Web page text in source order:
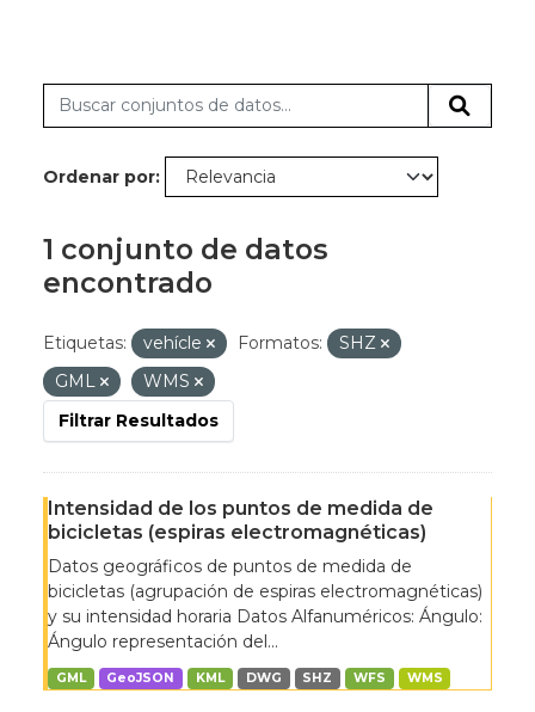
Ordenar por
1 conjunto de datos
encontrado
Etiquetas: vehícle Formatos:
SHZ
GML
WMS
Filtrar Resultados
Intensidad de los puntos de medida de
bicicletas (espiras electromagnéticas)
Datos geográficos de puntos de medida de
bicicletas (agrupación de espiras electromagnéticas)
y su intensidad horaria Datos Alfanuméricos: Ángulo:
Ángulo representación del...
GML GeoJSON KML DWG SHZ WFS WMS